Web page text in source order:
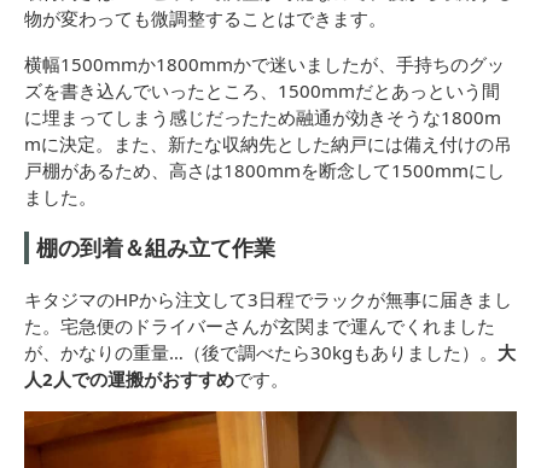
物が変わっても微調整することはできます。
横幅1500mmか1800mmかで迷いましたが、手持ちのグッ
ズを書き込んでいったところ、1500mmだとあっという間
に埋まってしまう感じだったため融通が効きそうな1800m
mに決定。また、新たな収納先とした納戸には備え付けの吊
戸棚があるため、高さは1800mmを断念して1500mmにし
ました。
棚の到着＆組み立て作業
キタジマのHPから注文して3日程でラックが無事に届きまし
た。宅急便のドライバーさんが玄関まで運んでくれました
が、かなりの重量…（後で調べたら30kgもありました）。 大
人2人での運搬がおすすめです。